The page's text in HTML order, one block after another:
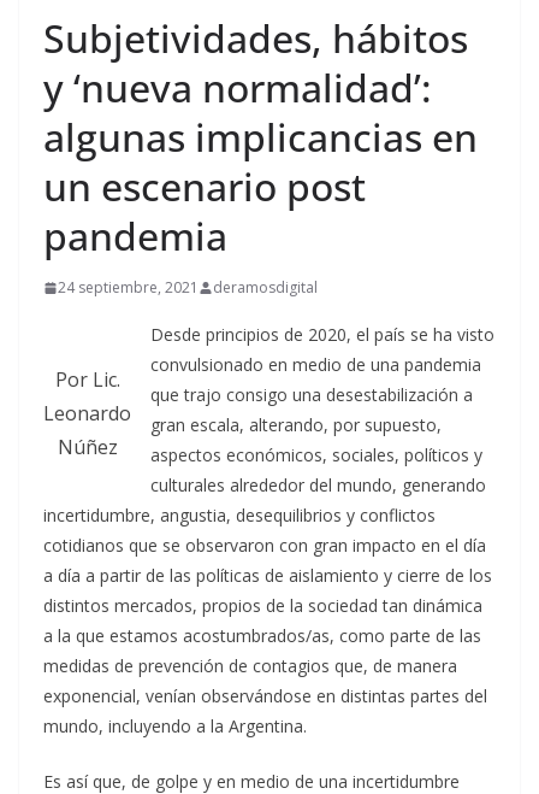
Subjetividades, hábitos
y ‘nueva normalidad’:
algunas implicancias en
un escenario post
pandemia
24 septiembre, 2021 deramosdigital
Por Lic.
Leonardo
Núñez
Desde principios de 2020, el país se ha visto
convulsionado en medio de una pandemia
que trajo consigo una desestabilización a
gran escala, alterando, por supuesto,
aspectos económicos, sociales, políticos y
culturales alrededor del mundo, generando
incertidumbre, angustia, desequilibrios y conflictos
cotidianos que se observaron con gran impacto en el día
a día a partir de las políticas de aislamiento y cierre de los
distintos mercados, propios de la sociedad tan dinámica
a la que estamos acostumbrados/as, como parte de las
medidas de prevención de contagios que, de manera
exponencial, venían observándose en distintas partes del
mundo, incluyendo a la Argentina.
Es así que, de golpe y en medio de una incertidumbre